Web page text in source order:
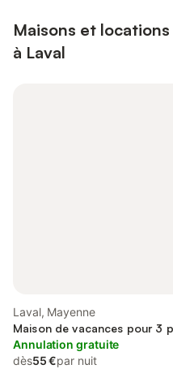
Maisons et
à Laval
Laval, Mayenne
Maison de vacances pour 3
Annulation gratuite
dès55 €par nuit